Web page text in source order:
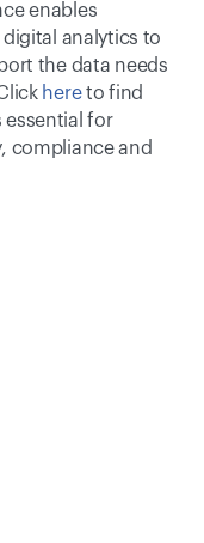
enables
analytics to
the data needs
here to find
essential for
compliance and